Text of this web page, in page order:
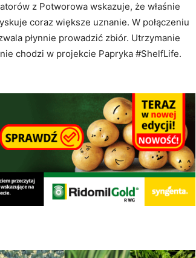
z Potworowa wskazuje, że właśnie
coraz większe uznanie. W połączeniu
płynnie prowadzić zbiór. Utrzymanie
chodzi w projekcie Papryka #ShelfLife.